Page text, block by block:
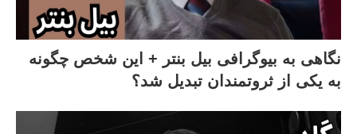
نگاهی به بیوگرافی بیل بنتر + این شخص چگونه
به یکی از ثروتمندان تبدیل شد؟